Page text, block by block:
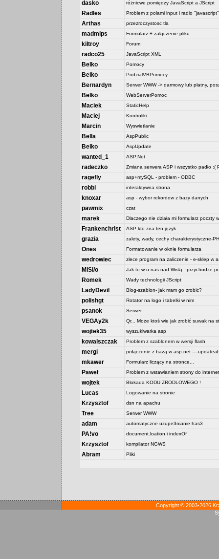
dasko różnicwe pomiędzy JavaScript a JScript
Radles Problem z polami input i radio "javascript"
Arthas przezroczystosc tla
madmips Formularz + załączenie pliku
kiltroy Forum
radco25 JavaScript XML
Belko Pomocy
Belko PodzialVBPomocy
Bernardyn Serwer WWW -> darmowy lub płatny,
Belko WebServerPomoc
Maciek StaticHelp
Maciej Kontroliki
Marcin Wyswietlanie
Bella AspPublic
Belko AspUpdate
wanted_1 ASP.Net
radeczko Zmiana serwera ASP i wszystko padło :(
ragefly asp+mySQL - problem - ODBC
robbi interaktywna strona
knoxar asp - wybor rekordow z bazy danych
pawmix czat
marek Dlaczego nie działa mi formularz poczty
Frankenchrist ASP kto zna ten język
grazia zalety, wady, cechy charakterystyczne-
Ones Formatowanie w oknie formularza
wedrowiec zlece program na zaliczenie - e-sklep w
MiSi/o Jak to w u nas nad Wisłą - przychodze
Romek Wady technologii JScript
LadyDevil Blog-szablon- jak mam go zrobic?
polishgt Rotator na logo i tabelki w nim
psanok Serwer
VEGAy2k Qr... Może ktoś wie jak zrobić suwak na
wojtek35 wyszukiwarka asp
kowalszczak Problem z szablonem w wersji flash
mergi połączenie z bazą w asp.net ----
mkawer Formularz liczący na stronce...
Paweł Problem z wstawianiem strony do
wojtek Blokada KODU ZRODLOWEGO !
Lucas Logowanie na stronie
Krzysztof dsn na apachu
Tree Serwer WWW
adam automatyczne uzupe3nianie has3
PA!vo document.loation i indexOf
Krzysztof kompilator NGWS
Abram Pliki
Copyright © 2003-2026